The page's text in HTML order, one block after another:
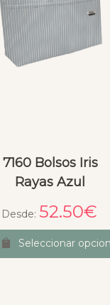
7160 Bolsos Iris
Rayas Azul
Desde: 52.50€
Seleccionar